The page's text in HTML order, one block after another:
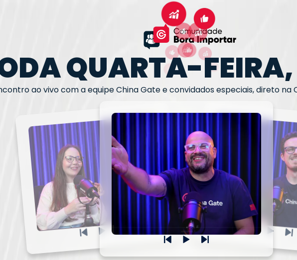
QUARTA-
ao vivo com a equipe China Gate e convidados especiais, direto na